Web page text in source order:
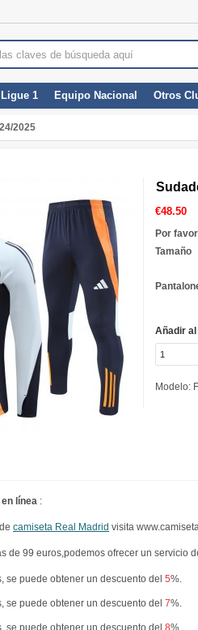
Ligue 1 Equipo Nacional Otros
2025
€48.50
Por
Tamaño
Añadir
Modelo:
línea :
camiseta Real Madrid visita
de 99 euros,podemos ofrecer un servicio
se puede obtener un descuento del 5%.
se puede obtener un descuento del 7%.
se puede obtener un descuento del 8%.